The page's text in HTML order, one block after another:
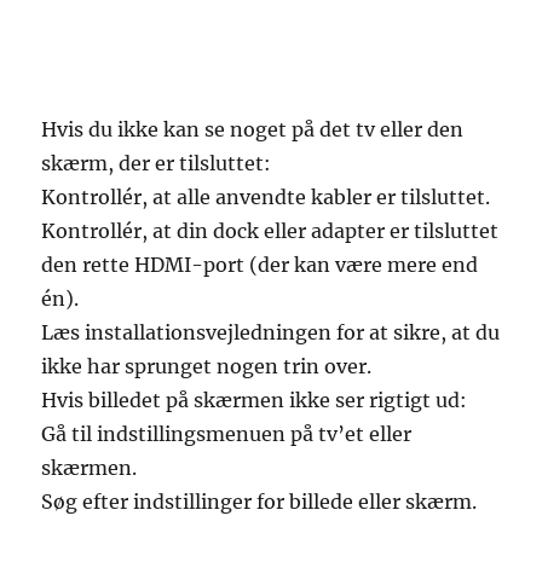
Hvis du ikke kan se noget på det tv eller den
skærm, der er tilsluttet:
Kontrollér, at alle anvendte kabler er tilsluttet.
Kontrollér, at din dock eller adapter er tilsluttet
den rette HDMI-port (der kan være mere end
én).
Læs installationsvejledningen for at sikre, at du
ikke har sprunget nogen trin over.
Hvis billedet på skærmen ikke ser rigtigt ud:
Gå til indstillingsmenuen på tv’et eller
skærmen.
Søg efter indstillinger for billede eller skærm.